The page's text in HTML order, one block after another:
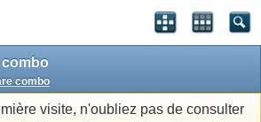
combo
combo
visite, n'oubliez pas de consulter